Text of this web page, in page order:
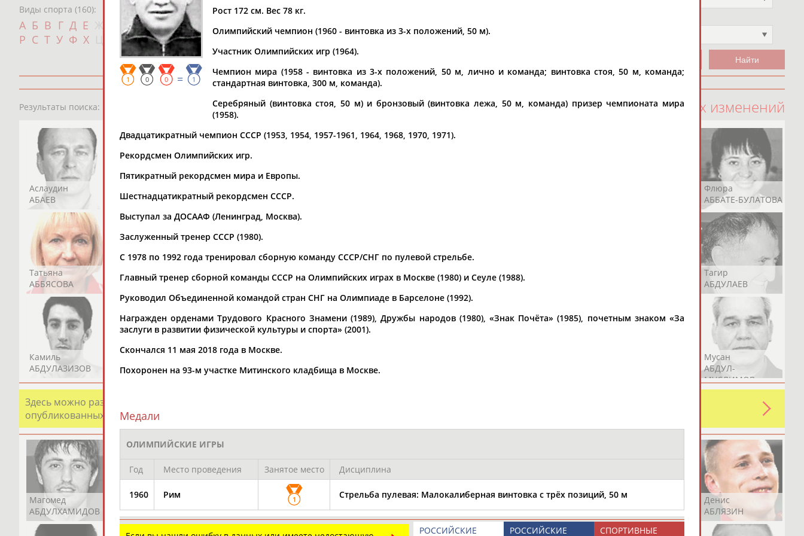
Виды спорта (160):
А Б В Г Д Е И К Л М Н О
П
Р С Т У Ф Х Ш Щ Э Ю Я
с
чч мм год по чч мм год
Результаты поиска: 100 последних изменений
Аслаудин
АБАЕВ
АБАИМОВА
АБАКУМОВА
АБАЛАКИНА
Флюра
АББАТЕ-БУЛАТОВА
Татьяна
АББЯСОВА
Акжана
АБДИКАРИМОВА
Артур
АБДРАХМАНОВ
Каримжан
АБДРАХМАНОВ
АБДРАХМАНОВА
Андрей
АБДУВАЛИЕВ
Тагир
АБДУЛАЕВ
Камиль
АБДУЛАЗИЗОВ
Загалав
АБДУЛБЕКОВ
Камалудин
АБДУЛДАУДОВ
АБДУЛЖАЛИЛОВ
АБДУЛКАГИРОВ
Мусан
АБДУЛ-
МУСЛИМОВ
Здесь можно разместить информацию о хорошо известном спортсмене, тренере, специалисте или исправить какую-либо ошибку в уже
опубликованных записях. Страна должна знать своих героев! Герои спорта - это одни из главных патриотов своей страны!
Магомед
АБДУЛХАМИДОВ
Шамиль
АБДУРАХМАНОВ
АБДУРАШИДОВ
Рустам
АБДУРАШИДОВ
Магомед
АБДУСАЛАМОВ
Нурлан
АБДЫКАЛЫКОВ
Эдуард
АБЗАЛИМОВ
Уулу Азамат
АБИБИЛЛА
Денис
АБЛЯЗИН
1 0 0 = 1
Рост 172 см. Вес 78 кг.
Олимпийский чемпион (1960 - винтовка из 3-х положений, 50 м).
Участник Олимпийских игр (1964).
Чемпион мира (1958 - винтовка из 3-х положений, 50 м, лично и команда; винтовка стоя, 50 м, команда;
стандартная винтовка, 300 м, команда).
Серебряный (винтовка стоя, 50 м) и бронзовый (винтовка лежа, 50 м, команда) призер чемпионата мира
(1958).
Двадцатикратный чемпион СССР (1953, 1954, 1957-1961, 1964, 1968, 1970, 1971).
Рекордсмен Олимпийских игр.
Пятикратный рекордсмен мира и Европы.
Шестнадцатикратный рекордсмен СССР.
Выступал за ДОСААФ (Ленинград, Москва).
Заслуженный тренер СССР (1980).
С 1978 по 1992 года тренировал сборную команду СССР/СНГ по пулевой стрельбе.
Главный тренер сборной команды СССР на Олимпийских играх в Москве (1980) и Сеуле (1988).
Руководил Объединенной командой стран СНГ на Олимпиаде в Барселоне (1992).
Награжден орденами Трудового Красного Знамени (1989), Дружбы народов (1980), «Знак Почёта» (1985), почетным знаком «За
заслуги в развитии физической культуры и спорта» (2001).
Скончался 11 мая 2018 года в Москве.
Похоронен на 93-м участке Митинского кладбища в Москве.
Медали
ОЛИМПИЙСКИЕ ИГРЫ
Год Место проведения Занятое место Дисциплина
1960 Рим 1 Стрельба пулевая: Малокалиберная винтовка с трёх позиций, 50 м
СПОРТИВНЫЕ
РОССИЙСКИЕ
РОССИЙСКИЕ